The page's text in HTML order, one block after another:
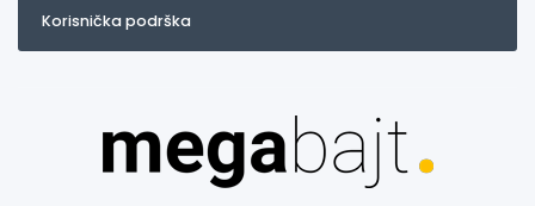
Korisnička podrška